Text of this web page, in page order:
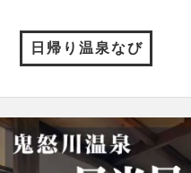
日帰り温泉なび